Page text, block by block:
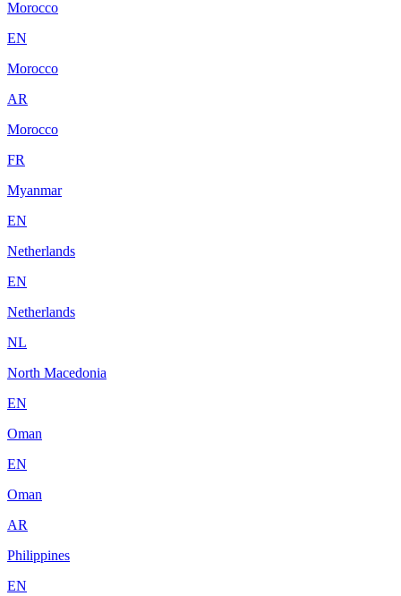
Morocco
EN
Morocco
AR
Morocco
FR
Myanmar
EN
Netherlands
EN
Netherlands
NL
North Macedonia
EN
Oman
EN
Oman
AR
Philippines
EN